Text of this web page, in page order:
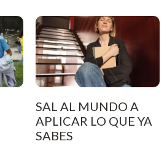
SAL AL MUNDO A
APLICAR LO QUE YA
SABES